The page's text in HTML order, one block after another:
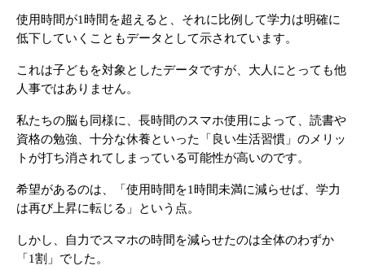
使用時間が1時間を超えると、それに比例して学力は明確に
低下していくこともデータとして示されています。
これは子どもを対象としたデータですが、大人にとっても他
人事ではありません。
私たちの脳も同様に、長時間のスマホ使用によって、読書や
資格の勉強、十分な休養といった「良い生活習慣」のメリッ
トが打ち消されてしまっている可能性が高いのです。
希望があるのは、「使用時間を1時間未満に減らせば、学力
は再び上昇に転じる」という点。
しかし、自力でスマホの時間を減らせたのは全体のわずか
「1割」でした。